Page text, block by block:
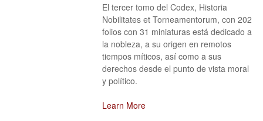
El tercer tomo del Codex, Historia
Nobilitates et Torneamentorum, con 202
folios con 31 miniaturas está dedicado a
la nobleza, a su origen en remotos
tiempos míticos, así como a sus
derechos desde el punto de vista moral
y político.
Learn More